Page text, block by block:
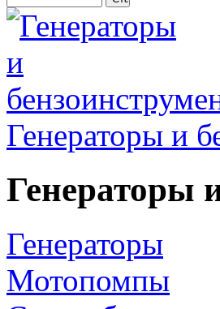
Генераторы и
Генераторы
Генераторы
Мотопомпы